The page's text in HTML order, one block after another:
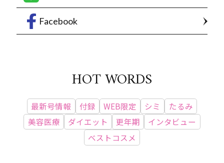
Facebook
HOT WORDS
最新号情報 付録 WEB限定 シミ
たるみ
美容医療
ダイエット 更年期
インタビュー
ベストコスメ